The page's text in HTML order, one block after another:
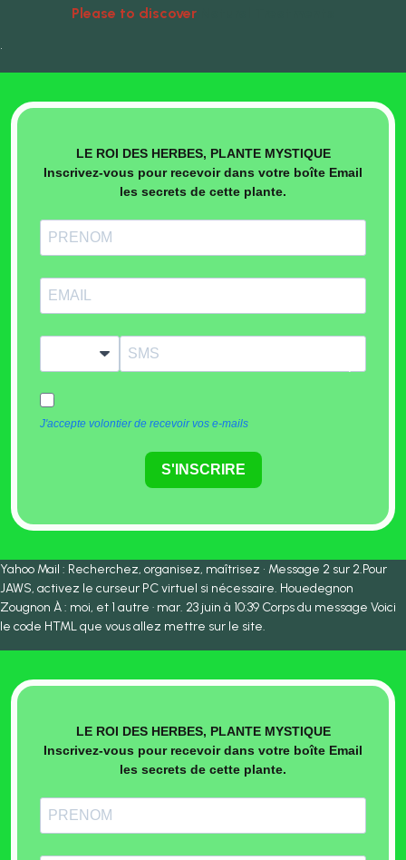
Please to discover
•
LE ROI DES HERBES, PLANTE MYSTIQUE
Inscrivez-vous pour recevoir dans votre boîte Email
les secrets de cette plante.
J'accepte volontier de recevoir vos e-mails
S'INSCRIRE
Yahoo Mail : Recherchez, organisez, maîtrisez • Message 2 sur 2.Pour
JAWS, activez le curseur PC virtuel si nécessaire. Houedegnon
Zougnon À : moi, et 1 autre · mar. 23 juin à 10:39 Corps du message Voici
le code HTML que vous allez mettre sur le site.
LE ROI DES HERBES, PLANTE MYSTIQUE
Inscrivez-vous pour recevoir dans votre boîte Email
les secrets de cette plante.